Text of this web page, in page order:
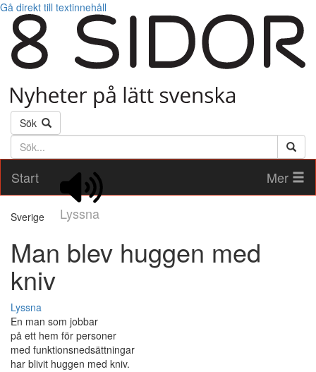
Gå direkt till textinnehåll
Sök
Söktext
Start
Lyssna
Mer
Sverige
Man blev huggen med
kniv
Lyssna
En man som jobbar
på ett hem för personer
med funktionsnedsättningar
har blivit huggen med kniv.